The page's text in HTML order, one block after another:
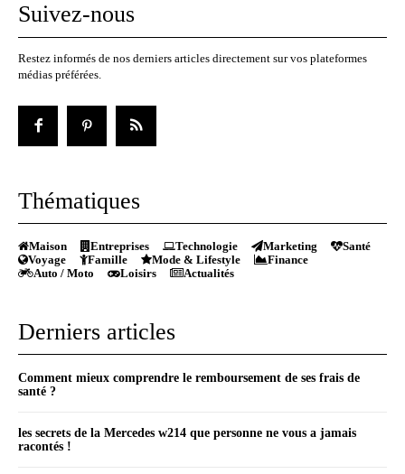
Suivez-nous
Restez informés de nos derniers articles directement sur vos plateformes
médias préférées.
Thématiques
Maison Entreprises Technologie Marketing
Santé
Voyage
Famille Mode & Lifestyle
Finance
Auto / Moto
Loisirs Actualités
Derniers articles
Comment mieux comprendre le remboursement de ses frais de
santé ?
les secrets de la Mercedes w214 que personne ne vous a jamais
racontés !